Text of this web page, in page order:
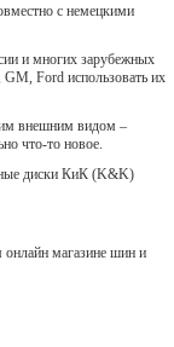
с немецкими
и многих зарубежных
Ford использовать их
внешним видом –
что-то новое.
диски КиК (K&K)
магазине шин и